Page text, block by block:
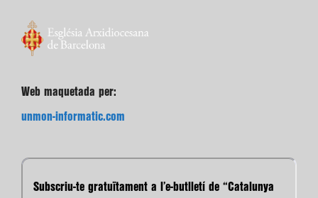
Web maquetada per:
unmon-informatic.com
Subscriu-te gratuïtament a l’e-butlletí de “Catalunya